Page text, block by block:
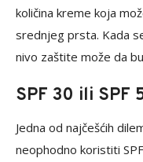
količina kreme koja
srednjeg prsta. Kada
nivo zaštite može da
SPF 30 ili SPF
Jedna od najčešćih
neophodno koristiti